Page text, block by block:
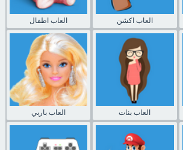
العاب اطفال العاب اكشن
العاب باربي العاب بنات